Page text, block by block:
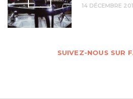
14 DÉCEMBRE
SUIVEZ-NOUS SUR